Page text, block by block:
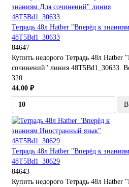
Тетрадь 48л Hatber "Вперёд к
48Т5Bd1_30633
84647
Купить недорого Тетрадь 48л Hatber
сочинений" линия 48Т5Bd1_30633.
320
44.00 ₽
В
Тетрадь 48л Hatber "Вперёд к
48Т5Bd1_30629
84643
Купить недорого Тетрадь 48л Hatber